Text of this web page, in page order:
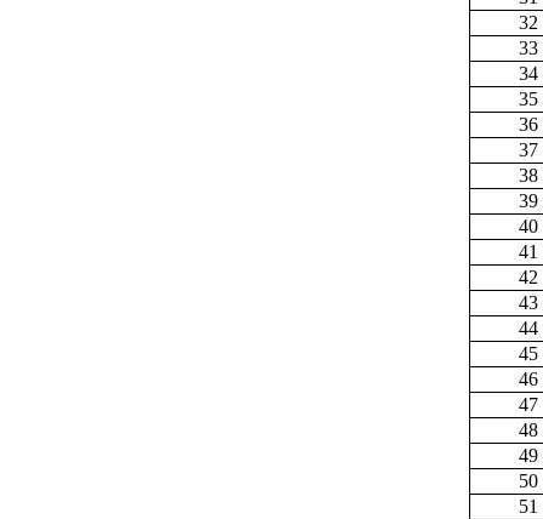
32
33
34
35
36
37
38
39
40
41
42
43
44
45
46
47
48
49
50
51